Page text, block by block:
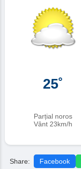
25˚
Parțial noros
Vânt 23km/h
Share: Facebook